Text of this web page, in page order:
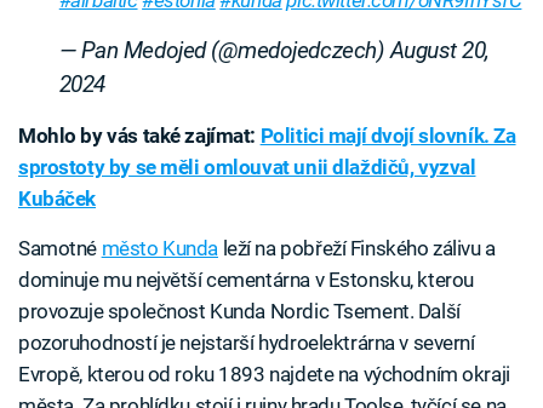
— Pan Medojed (@medojedczech)August 20,
2024
Mohlo by vás také zajímat: Politici mají dvojí slovník. Za
sprostoty by se měli omlouvat unii dlaždičů, vyzval
Kubáček
Samotné město Kundaleží na pobřeží Finského zálivu a
dominuje mu největší cementárna v Estonsku, kterou
provozuje společnost Kunda Nordic Tsement. Další
pozoruhodností je nejstarší hydroelektrárna v severní
Evropě, kterou od roku 1893 najdete na východním okraji